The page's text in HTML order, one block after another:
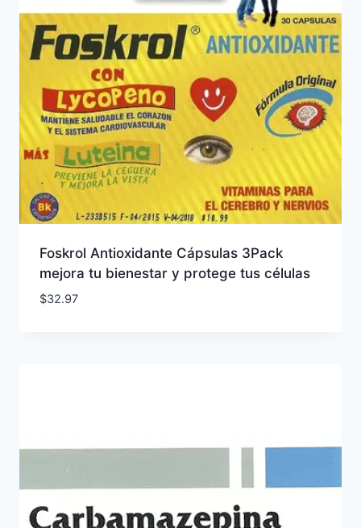
Foskrol Antioxidante Cápsulas 3Pack
mejora tu bienestar y protege tus células
$32.97